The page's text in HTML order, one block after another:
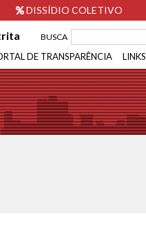
DISSÍDIO COLETIVO
BUSCA
DE TRANSPARÊNCIA LINKS